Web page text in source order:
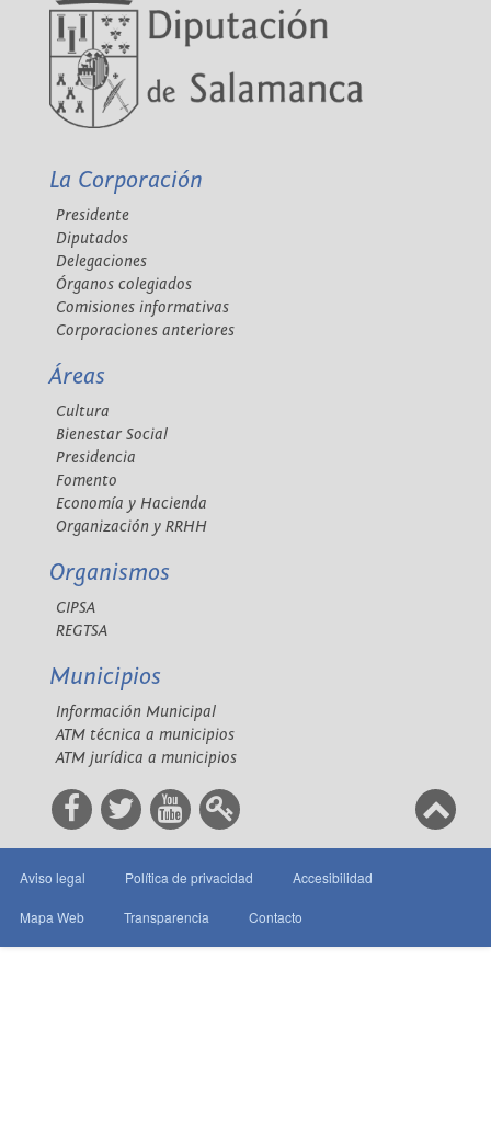
La Corporación
Presidente
Diputados
Delegaciones
Órganos colegiados
Comisiones informativas
Corporaciones anteriores
Áreas
Cultura
Bienestar Social
Presidencia
Fomento
Economía y Hacienda
Organización y RRHH
Organismos
CIPSA
REGTSA
Municipios
Información Municipal
ATM técnica a municipios
ATM jurídica a municipios
Aviso legal Política de privacidad Accesibilidad
Mapa Web Transparencia Contacto